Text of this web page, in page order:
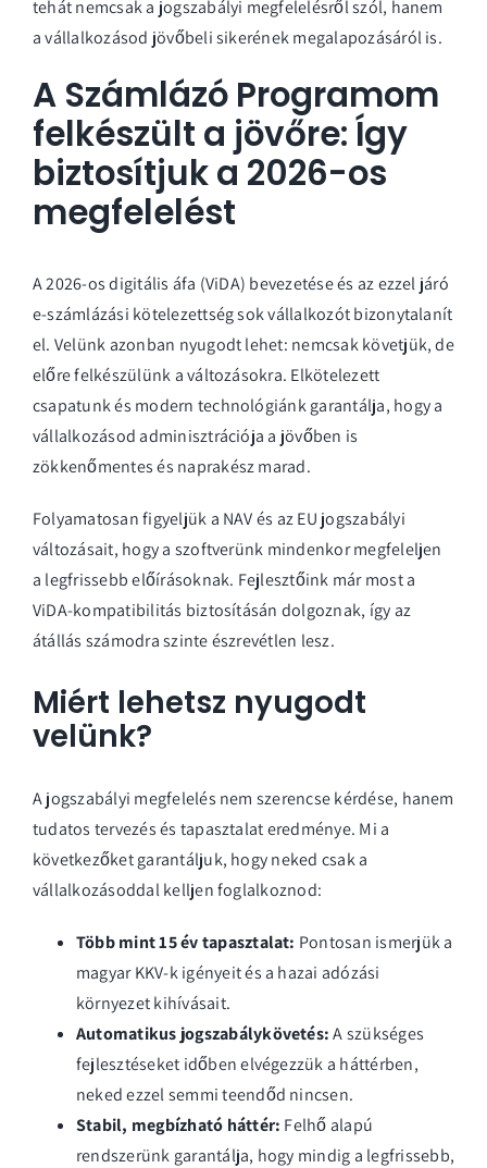
tehát nemcsak a jogszabályi megfelelésről szól, hanem
a vállalkozásod jövőbeli sikerének megalapozásáról is.
A Számlázó Programom
felkészült a jövőre: Így
biztosítjuk a 2026-os
megfelelést
A 2026-os digitális áfa (ViDA) bevezetése és az ezzel járó
e-számlázási kötelezettség sok vállalkozót bizonytalanít
el. Velünk azonban nyugodt lehet: nemcsak követjük, de
előre felkészülünk a változásokra. Elkötelezett
csapatunk és modern technológiánk garantálja, hogy a
vállalkozásod adminisztrációja a jövőben is
zökkenőmentes és naprakész marad.
Folyamatosan figyeljük a NAV és az EU jogszabályi
változásait, hogy a szoftverünk mindenkor megfeleljen
a legfrissebb előírásoknak. Fejlesztőink már most a
ViDA-kompatibilitás biztosításán dolgoznak, így az
átállás számodra szinte észrevétlen lesz.
Miért lehetsz nyugodt
velünk?
A jogszabályi megfelelés nem szerencse kérdése, hanem
tudatos tervezés és tapasztalat eredménye. Mi a
következőket garantáljuk, hogy neked csak a
vállalkozásoddal kelljen foglalkoznod:
Több mint 15 év tapasztalat: Pontosan ismerjük a
magyar KKV-k igényeit és a hazai adózási
környezet kihívásait.
Automatikus jogszabálykövetés:A szükséges
fejlesztéseket időben elvégezzük a háttérben,
neked ezzel semmi teendőd nincsen.
Stabil, megbízható háttér: Felhő alapú
rendszerünk garantálja, hogy mindig a legfrissebb,